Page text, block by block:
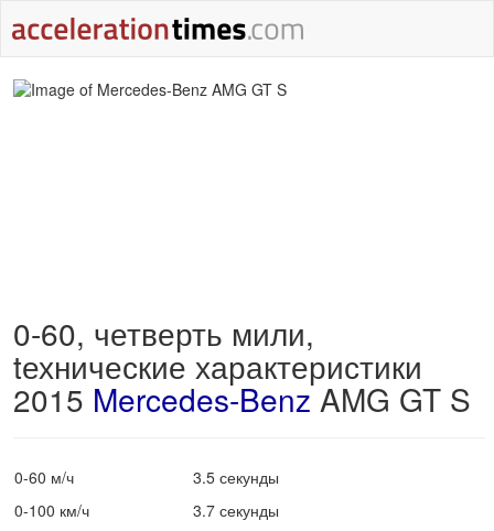
0-60, четверть мили,
tехнические характеристики
2015 Mercedes-BenzAMG GT S
0-60 м/ч
3.5 секунды
0-100 км/ч
3.7 секунды